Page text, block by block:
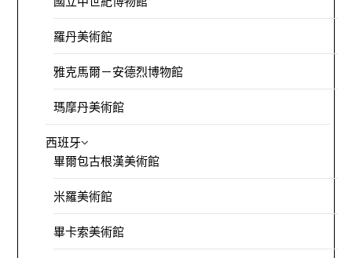
羅丹美術館
雅克馬爾－安德烈博物館
瑪摩丹美術館
西班牙
畢爾包古根漢美術館
米羅美術館
畢卡索美術館